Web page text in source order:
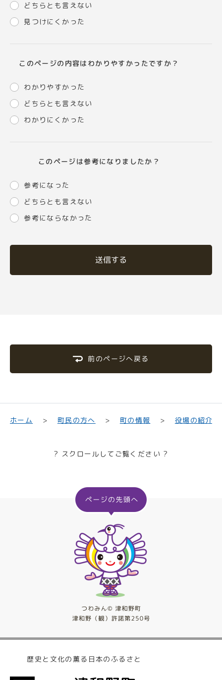
どちらとも言えない
見つけにくかった
このページの内容はわかりやすかったですか？
わかりやすかった
どちらとも言えない
わかりにくかった
このページは参考になりましたか？
参考になった
どちらとも言えない
参考にならなかった
送信する
前のページへ戻る
ホーム 町民の方へ 町の情報 役場の紹介
? スクロールしてご覧ください ?
歴史と文化の薫る日本のふるさと